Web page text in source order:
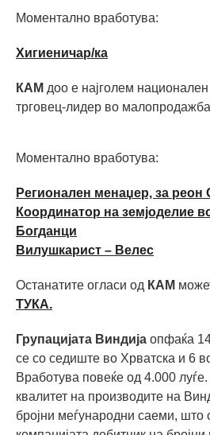
Моментално вработува:
Хигиеничар/ка
КАМ доо е најголем
трговец-лидер во
Моментално вработува:
Регионален менаџер, за реон
Координатор на земјоделие
Богданци
Вилушкарист – Велес
Останатите огласи од КАМ
ТУКА.
Групацијата Виндија опфаќа
се со седиште во Хрватска и 6
Вработува повеќе од 4.000
квалитет на производите на
бројни меѓународни саеми, што